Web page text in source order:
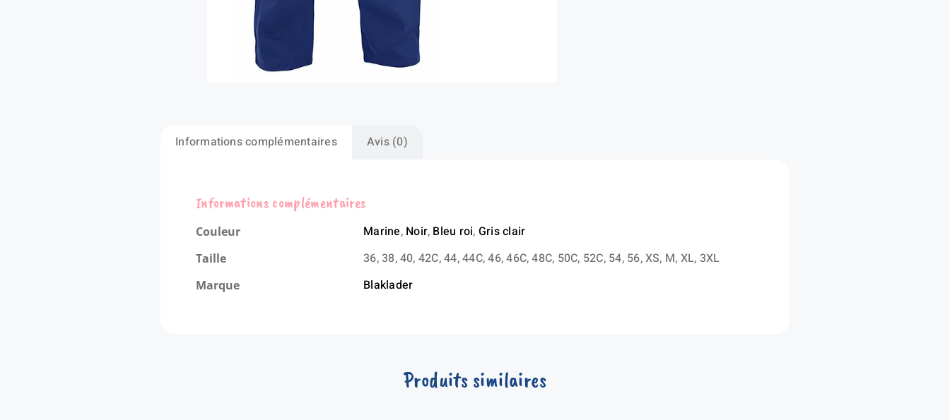
Informations complémentaires Avis (0)
Informations complémentaires
Couleur Marine, Noir, Bleu roi, Gris clair
Taille 36, 38, 40, 42C, 44, 44C, 46, 46C, 48C, 50C, 52C, 54, 56, XS, M, XL, 3XL
Marque Blaklader
Produits similaires